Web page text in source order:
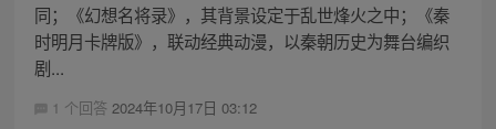
同；《幻想名将录》，其背景设定于乱世烽火之中；《秦
时明月卡牌版》，联动经典动漫，以秦朝历史为舞台编织
剧...
1 个回答 2024年10月17日 03:12